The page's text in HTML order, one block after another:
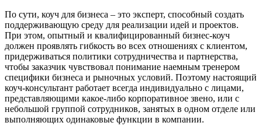
По сути, коуч для бизнеса – это эксперт, способный создать
поддерживающую среду для реализации идей и проектов.
При этом, опытный и квалифицированный бизнес-коуч
должен проявлять гибкость во всех отношениях с клиентом,
придерживаться политики сотрудничества и партнерства,
чтобы заказчик чувствовал понимание наемным тренером
специфики бизнеса и рыночных условий. Поэтому настоящий
коуч-консультант работает всегда индивидуально с лицами,
представляющими какое-либо корпоративное звено, или с
небольшой группой сотрудников, занятых в одном отделе или
выполняющих одинаковые функции в компании.